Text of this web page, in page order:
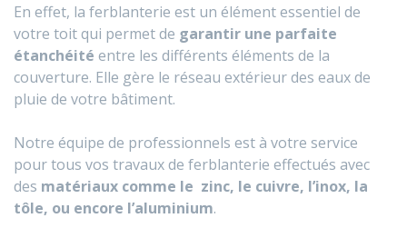
En effet, la ferblanterie est un élément essentiel de
votre toit qui permet de garantir une parfaite
étanchéité entre les différents éléments de la
couverture. Elle gère le réseau extérieur des eaux de
pluie de votre bâtiment.
Notre équipe de professionnels est à votre service
pour tous vos travaux de ferblanterie effectués avec
des matériaux comme le zinc, le cuivre, l’inox, la
tôle, ou encore l’aluminium.